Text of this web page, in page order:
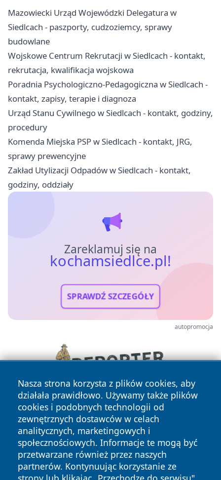
Mazowiecki Urząd Wojewódzki Delegatura w
Siedlcach - paszporty, cudzoziemcy, sprawy
budowlane
Wojskowe Centrum Rekrutacji w Siedlcach - kontakt,
rekrutacja, kwalifikacja wojskowa
Poradnia Psychologiczno-Pedagogiczna w Siedlcach -
kontakt, zapisy, terapie i diagnoza
Urząd Stanu Cywilnego w Siedlcach - kontakt, godziny,
procedury
Komenda Miejska PSP w Siedlcach - kontakt, JRG,
sprawy prewencyjne
Zakład Utylizacji Odpadów w Siedlcach - kontakt,
godziny, oddziały
Zareklamuj się na
kochamsiedlce.pl!
SPRAWDŹ SZCZEGÓŁY
autopromocja
Nasza strona korzysta z plików cookies, aby
działała prawidłowo. Używamy także plików
cookies i podobnych technologii od
zewnętrznych dostawców w celach
analitycznych, marketingowych i
społecznościowych. Informacje te mogą być
przetwarzane również przez naszych
partnerów. Kontynuując korzystanie ze
Copyright © 2026 kochamsiedlce.pl Wszystkie prawa
zastrzeżone.